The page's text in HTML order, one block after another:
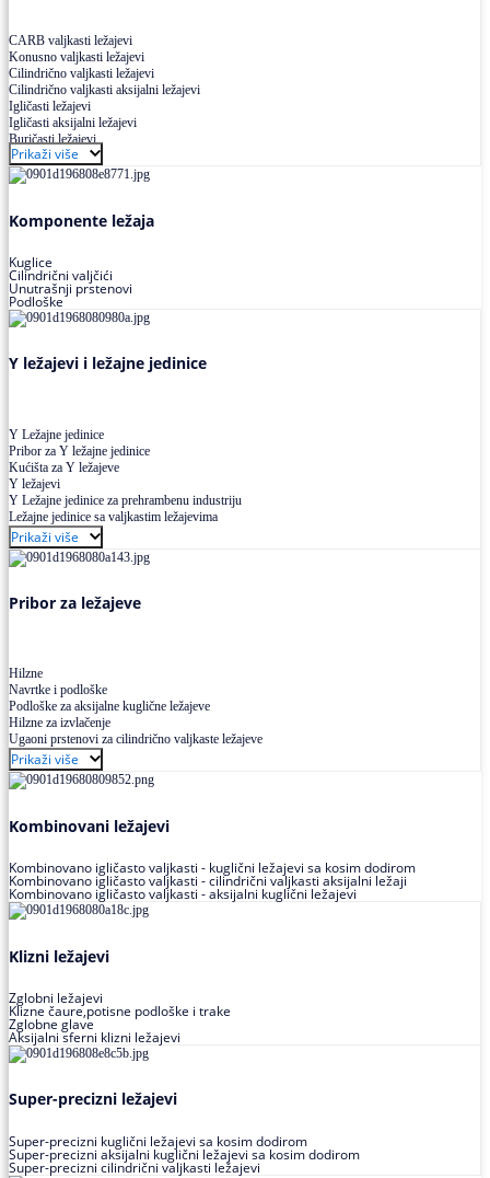
CARB valjkasti ležajevi
Konusno valjkasti ležajevi
Cilindrično valjkasti ležajevi
Cilindrično valjkasti aksijalni ležajevi
Igličasti ležajevi
Igličasti aksijalni ležajevi
Buričasti ležajevi
Buričasti zaptiveni ležajevi
Buričasti aksijalni ležajevi
Prikaži više
Komponente ležaja
Kuglice
Cilindrični valjčići
Unutrašnji prstenovi
Podloške
Y ležajevi i ležajne jedinice
Y Ležajne jedinice
Pribor za Y ležajne jedinice
Kućišta za Y ležajeve
Y ležajevi
Y Ležajne jedinice za prehrambenu industriju
Ležajne jedinice sa valjkastim ležajevima
Prikaži više
Pribor za ležajeve
Hilzne
Navrtke i podloške
Podloške za aksijalne kuglične ležajeve
Hilzne za izvlačenje
Ugaoni prstenovi za cilindrično valjkaste ležajeve
Prikaži više
Kombinovani ležajevi
Kombinovano igličasto valjkasti - kuglični ležajevi sa kosim dodirom
Kombinovano igličasto valjkasti - cilindrični valjkasti aksijalni ležaji
Kombinovano igličasto valjkasti - aksijalni kuglični ležajevi
Klizni ležajevi
Zglobni ležajevi
Klizne čaure,potisne podloške i trake
Zglobne glave
Aksijalni sferni klizni ležajevi
Super-precizni ležajevi
Super-precizni kuglični ležajevi sa kosim dodirom
Super-precizni aksijalni kuglični ležajevi sa kosim dodirom
Super-precizni cilindrični valjkasti ležajevi